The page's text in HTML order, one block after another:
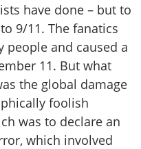
have done – but to
9/11. The fanatics
people and caused a
11. But what
the global damage
foolish
was to declare an
which involved